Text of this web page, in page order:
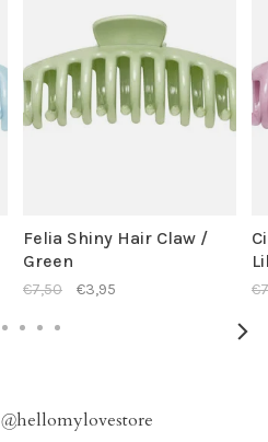
Felia Shiny Hair Claw /
Green
€7,50 €3,95
@hellomylovestore